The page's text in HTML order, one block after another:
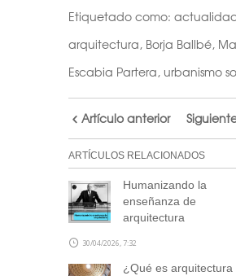
Etiquetado como:
arquitectura, Borja Ballbé,
Escabia Partera, urbanismo
Artículo anterior
ARTÍCULOS RELACIONADOS
Humanizando la
enseñanza de
arquitectura
30/04/2026, 7:32
¿Qué es arquitectura